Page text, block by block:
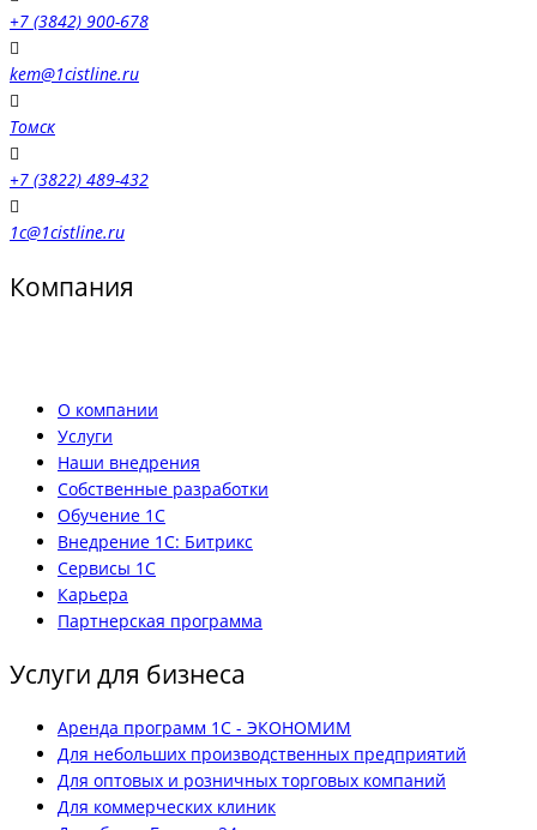
+7 (3842) 900-678
kem@1cistline.ru
Томск
+7 (3822) 489-432
1c@1cistline.ru
Компания
О компании
Услуги
Наши внедрения
Собственные разработки
Обучение 1С
Внедрение 1С: Битрикс
Сервисы 1С
Карьера
Партнерская программа
Услуги для бизнеса
Аренда программ 1С - ЭКОНОМИМ
Для небольших производственных предприятий
Для оптовых и розничных торговых компаний
Для коммерческих клиник